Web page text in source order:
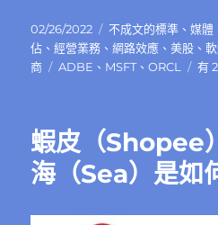
發
佈
日
02/26/2022
分
類
不成文的標準 、媒體
佔 、經營業務 、網路效應 、美股 、
商
標
ADBE 、 MSFT、ORCL
在
（
一
家
久
有
蝦皮（Shopee
海（Sea）是如